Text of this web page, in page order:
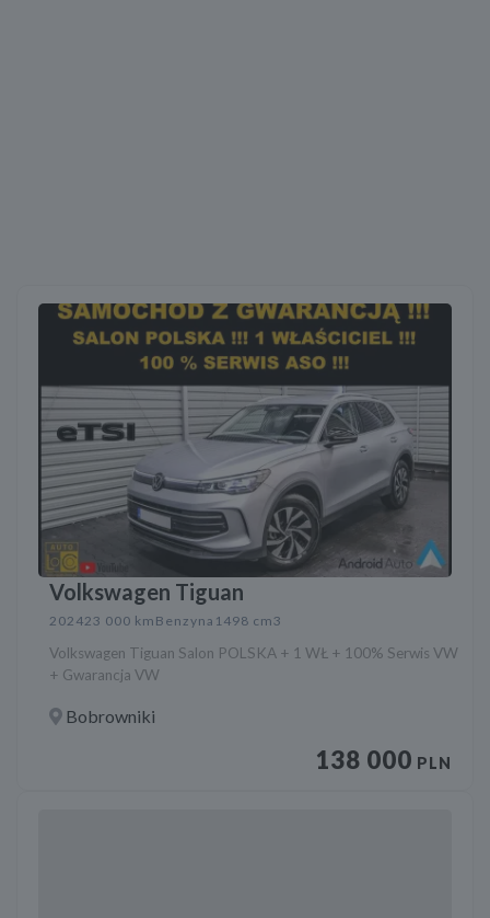
Volkswagen Tiguan
202423 000 km Benzyna 1498 cm3
Volkswagen Tiguan Salon POLSKA + 1 WŁ + 100% Serwis VW
+ Gwarancja VW
Bobrowniki
138 000 PLN